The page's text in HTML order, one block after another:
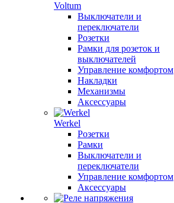
Voltum
Выключатели и
переключатели
Розетки
Рамки для розеток и
выключателей
Управление комфортом
Накладки
Механизмы
Аксессуары
Werkel
Розетки
Рамки
Выключатели и
переключатели
Управление комфортом
Аксессуары